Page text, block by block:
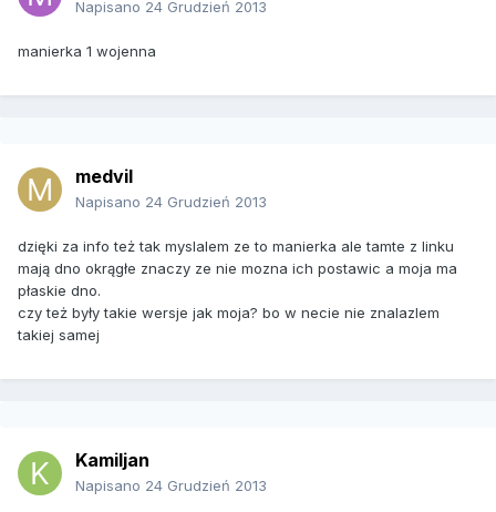
Napisano 24 Grudzień 2013
manierka 1 wojenna
medvil
Napisano 24 Grudzień 2013
dzięki za info też tak myslalem ze to manierka ale tamte z linku
mają dno okrągłe znaczy ze nie mozna ich postawic a moja ma
płaskie dno.
czy też były takie wersje jak moja? bo w necie nie znalazlem
takiej samej
Kamiljan
Napisano 24 Grudzień 2013